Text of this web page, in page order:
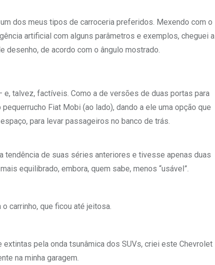
dos meus tipos de carroceria preferidos. Mexendo com o
artificial com alguns parâmetros e exemplos, cheguei a
de acordo com o ângulo mostrado.
talvez, factíveis. Como a de versões de duas portas para
Fiat Mobi (ao lado), dando a ele uma opção que
para levar passageiros no banco de trás.
tendência de suas séries anteriores e tivesse apenas duas
equilibrado, embora, quem sabe, menos “usável”.
carrinho, que ficou até jeitosa.
pela onda tsunâmica dos SUVs, criei este Chevrolet
na minha garagem.